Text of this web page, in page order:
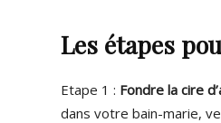
Les étapes
Etape 1 : Fondre la cire
dans votre bain-marie,